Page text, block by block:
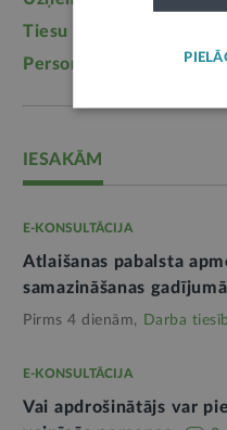
Tiesu sistēma
Personas dati
(1052)
IESAKĀM
E-KONSULTĀCIJA
Atlaišanas pabalsta
samazināšanas gadījumā
Pirms 4 dienām, Darba
E-KONSULTĀCIJA
Vai apdrošinātājs var